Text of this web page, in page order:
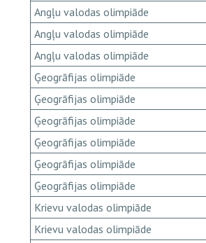
Angļu valodas olimpiāde
Angļu valodas olimpiāde
Angļu valodas olimpiāde
Ģeogrāfijas olimpiāde
Ģeogrāfijas olimpiāde
Ģeogrāfijas olimpiāde
Ģeogrāfijas olimpiāde
Ģeogrāfijas olimpiāde
Ģeogrāfijas olimpiāde
Krievu valodas olimpiāde
Krievu valodas olimpiāde